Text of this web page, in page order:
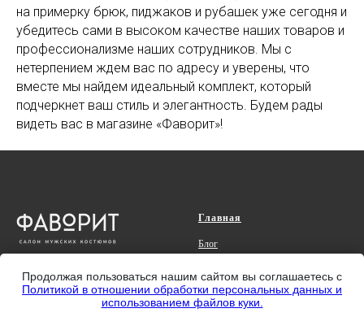
Продолжая пользоваться нашим сайтом вы соглашаетесь с
Политикой в отношении обработки персональных данных и
использованием файлов куки.
на примерку брюк, пиджаков и рубашек уже сегодня и
убедитесь сами в высоком качестве наших товаров и
профессионализме наших сотрудников. Мы с
нетерпением ждем вас по адресу и уверены, что
вместе мы найдем идеальный комплект, который
подчеркнет ваш стиль и элегантность. Будем рады
видеть вас в магазине «Фаворит»!
Главная
Блог
Отзывы
Контакты